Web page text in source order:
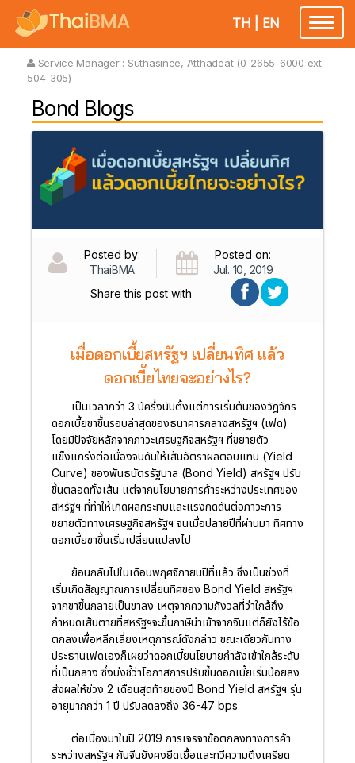
TH EN
Service Manager : Suthasinee, Atthadeat (0-2655-6000 ext.
504-305)
Bond Blogs
Posted by:
ThaiBMA
Posted on:
Jul. 10, 2019
Share this post with
เมื่อดอกเบี้ยสหรัฐฯ เปลี่ยนทิศ แล้ว
ดอกเบี้ยไทยจะอย่างไร?
เป็นเวลากว่า 3 ปีครึ่งนับตั้งแต่การเริ่มต้นของวัฎจักร
ดอกเบี้ยขาขึ้นรอบล่าสุดของธนาคารกลางสหรัฐฯ (เฟด)
โดยมีปัจจัยหลักจากภาวะเศรษฐกิจสหรัฐฯ ที่ขยายตัว
แข็งแกร่งต่อเนื่องจนดันให้เส้นอัตราผลตอบแทน (Yield
Curve) ของพันธบัตรรัฐบาล (Bond Yield) สหรัฐฯ ปรับ
ขึ้นตลอดทั้งเส้น แต่จากนโยบายการค้าระหว่างประเทศของ
สหรัฐฯ ที่ทำให้เกิดผลกระทบและแรงกดดันต่อภาวะการ
ขยายตัวทางเศรษฐกิจสหรัฐฯ จนเมื่อปลายปีที่ผ่านมา ทิศทาง
ดอกเบี้ยขาขึ้นเริ่มเปลี่ยนแปลงไป
ย้อนกลับไปในเดือนพฤศจิกายนปีที่แล้ว ซึ่งเป็นช่วงที่
เริ่มเกิดสัญญาณการเปลี่ยนทิศของ Bond Yield สหรัฐฯ
จากขาขึ้นกลายเป็นขาลง เหตุจากความกังวลที่ว่าใกล้ถึง
กำหนดเส้นตายที่สหรัฐฯจะขึ้นภาษีนำเข้าจากจีนแต่ก็ยังไร้ข้อ
ตกลงเพื่อหลีกเลี่ยงเหตุการณ์ดังกล่าว ขณะเดียวกันทาง
ประธานเฟดเองก็เผยว่าดอกเบี้ยนโยบายกำลังเข้าใกล้ระดับ
ที่เป็นกลาง ซึ่งบ่งชี้ว่าโอกาสการปรับขึ้นดอกเบี้ยเริ่มน้อยลง
ส่งผลให้ช่วง 2 เดือนสุดท้ายของปี Bond Yield สหรัฐฯ รุ่น
อายุมากกว่า 1 ปี ปรับลดลงถึง 36-47 bps
ต่อเนื่องมาในปี 2019 การเจรจาข้อตกลงทางการค้า
ระหว่างสหรัฐฯ กับจีนยังคงยืดเยื้อและทวีความตึงเครียด